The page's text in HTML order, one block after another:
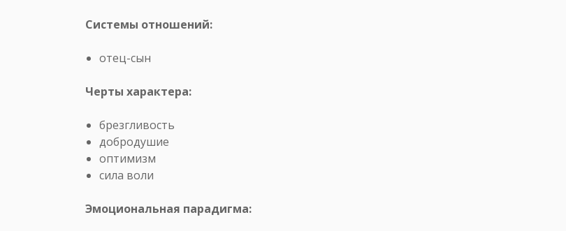
Системы отношений:
отец-сын
Черты характера:
брезгливость
добродушие
оптимизм
сила воли
Эмоциональная парадигма: